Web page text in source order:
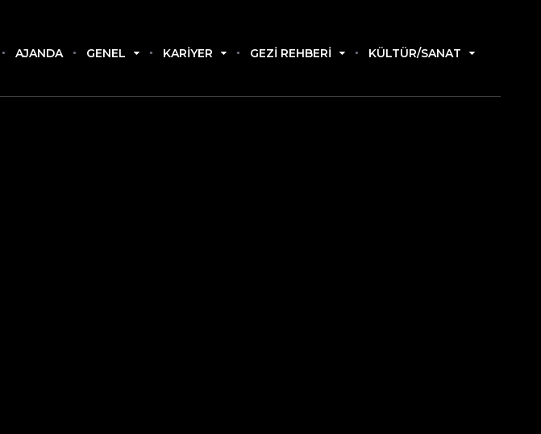
AJANDA GENEL KARIYER GEZI REHBERI KÜLTÜR/SANAT